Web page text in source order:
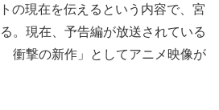
の現在を伝えるという内容で、宮
。現在、予告編が放送されている
衝撃の新作」としてアニメ映像が